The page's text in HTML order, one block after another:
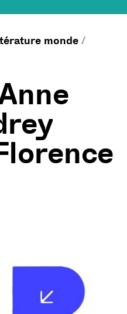
monde /